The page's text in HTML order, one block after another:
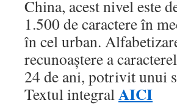
China, acest nivel este
1.500 de caractere în
în cel urban.
recunoaştere a
24 de ani, potrivit
Textul integralAICI